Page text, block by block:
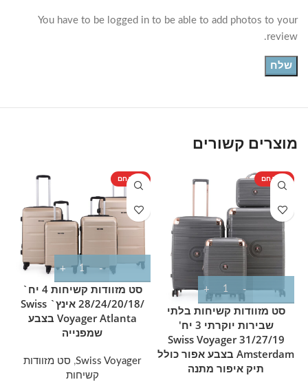
You have to be logged in to be able to add photos to your
review.
מוצרים קשורים
מוצר חם
סט מזוודות קשיחות בלתי
שבירות יוקרתי 3 יח'
31/27/19 Swiss Voyager
Amsterdam בצבע אפור כולל
תיק איפור מתנה
מוצר חם
סט מזוודות קשיחות 4 יח`
/28/24/20/18 אינץ` Swiss
Voyager Atlanta בצבע
שמפנייה
Swiss Voyager
, סט מזוודות
קשיחות